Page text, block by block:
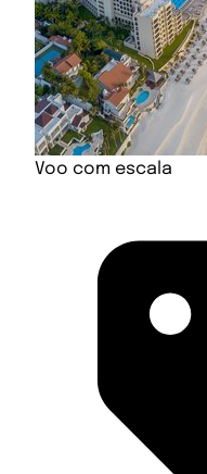
Voo com escala